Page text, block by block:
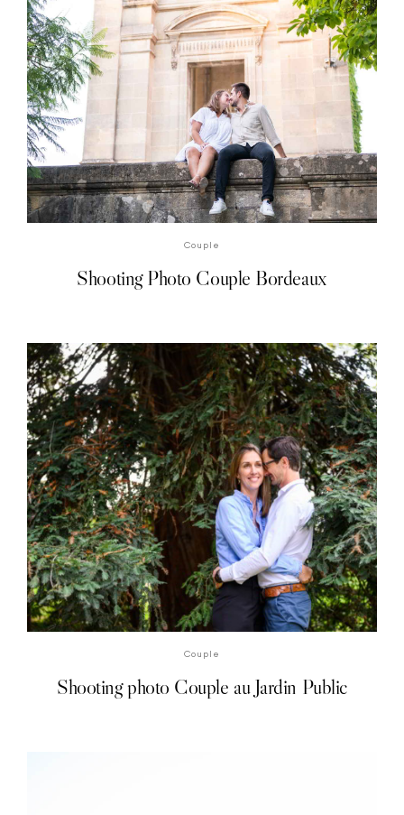
Couple
Shooting Photo Couple Bordeaux
DÉCOUVRIR LA SÉANCE PHOTO
Couple
Shooting photo Couple au Jardin Public
DÉCOUVRIR LES PHOTOS